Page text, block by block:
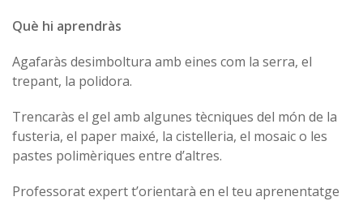
Què hi aprendràs
Agafaràs desimboltura amb eines com la serra, el
trepant, la polidora.
Trencaràs el gel amb algunes tècniques del món de la
fusteria, el paper maixé, la cistelleria, el mosaic o les
pastes polimèriques entre d’altres.
Professorat expert t’orientarà en el teu aprenentatge